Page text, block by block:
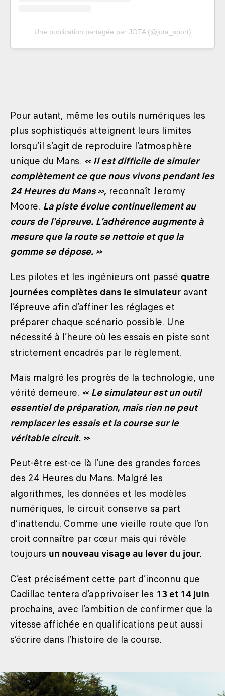
Une publication partagée par JOTA (@jota_sport)
Pour autant, même les outils numériques les
plus sophistiqués atteignent leurs limites
lorsqu’il s’agit de reproduire l’atmosphère
unique du Mans. « Il est difficile de simuler
complètement ce que nous vivons pendant les
24 Heures du Mans », reconnaît Jeromy
Moore. La piste évolue continuellement au
cours de l’épreuve. L’adhérence augmente à
mesure que la route se nettoie et que la
gomme se dépose. »
Les pilotes et les ingénieurs ont passé quatre
journées complètes dans le simulateur avant
l’épreuve afin d’affiner les réglages et
préparer chaque scénario possible. Une
nécessité à l’heure où les essais en piste sont
strictement encadrés par le règlement.
Mais malgré les progrès de la technologie, une
vérité demeure. « Le simulateur est un outil
essentiel de préparation, mais rien ne peut
remplacer les essais et la course sur le
véritable circuit. »
Peut-être est-ce là l’une des grandes forces
des 24 Heures du Mans. Malgré les
algorithmes, les données et les modèles
numériques, le circuit conserve sa part
d’inattendu. Comme une vieille route que l’on
croit connaître par cœur mais qui révèle
toujours un nouveau visage au lever du jour.
C’est précisément cette part d’inconnu que
Cadillac tentera d’apprivoiser les 13 et 14 juin
prochains, avec l’ambition de confirmer que la
vitesse affichée en qualifications peut aussi
s’écrire dans l’histoire de la course.